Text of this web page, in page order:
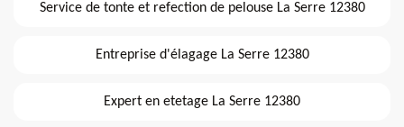
Service de tonte et refection de pelouse La Serre 12380
Entreprise d'élagage La Serre 12380
Expert en etetage La Serre 12380